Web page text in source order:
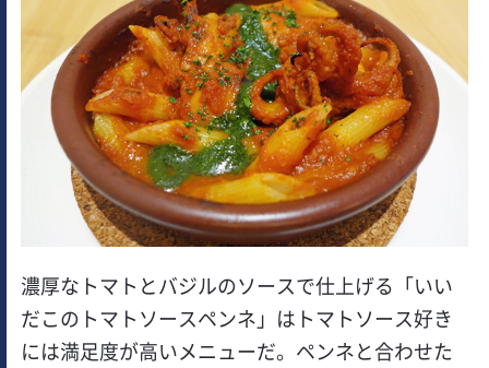
濃厚なトマトとバジルのソースで仕上げる「いい
だこのトマトソースペンネ」はトマトソース好き
には満足度が高いメニューだ。ペンネと合わせた